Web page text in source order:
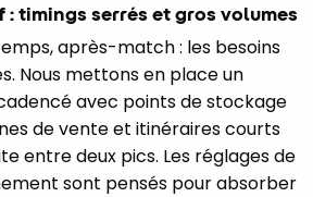
: timings serrés et gros volumes
après-match : les besoins
Nous mettons en place un
avec points de stockage
de vente et itinéraires courts
entre deux pics. Les réglages de
sont pensés pour absorber